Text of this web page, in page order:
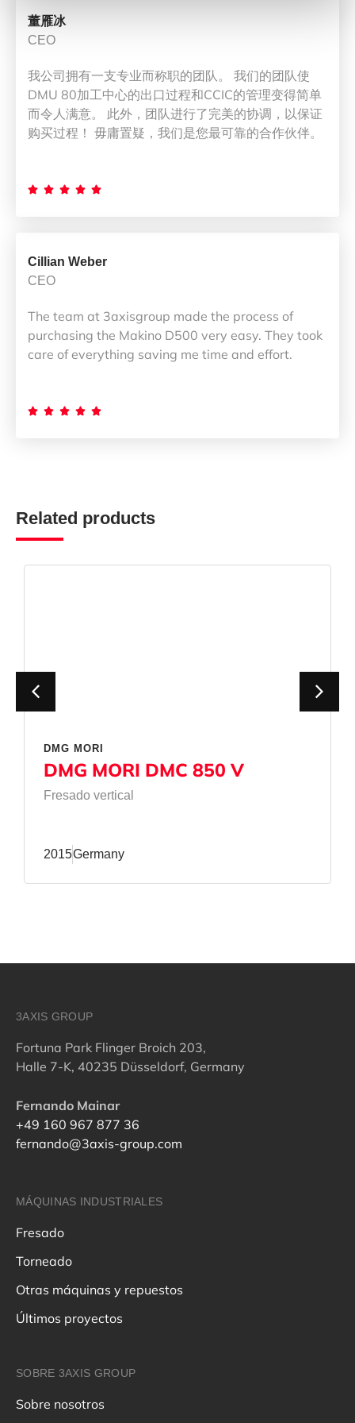
董雁冰
CEO
我公司拥有一支专业而称职的团队。 我们的团队使
DMU 80加工中心的出口过程和CCIC的管理变得简单
而令人满意。 此外，团队进行了完美的协调，以保证
购买过程！ 毋庸置疑，我们是您最可靠的合作伙伴。
    
Cillian Weber
CEO
The team at 3axisgroup made the process of
purchasing the Makino D500 very easy. They took
care of everything saving me time and effort.
    
Related products
DMG MORI
DMG MORI DMC 850 V
Fresado vertical
2015Germany
3AXIS GROUP
Fortuna Park Flinger Broich 203,
Halle 7-K, 40235 Düsseldorf, Germany
Fernando Mainar
+49 160 967 877 36
fernando@3axis-group.com
MÁQUINAS INDUSTRIALES
Fresado
Torneado
Otras máquinas y repuestos
Últimos proyectos
SOBRE 3AXIS GROUP
Sobre nosotros